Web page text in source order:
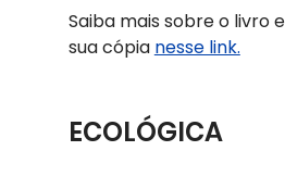
Saiba mais sobre o livro
sua cópia nesse link.
ECOLÓGICA